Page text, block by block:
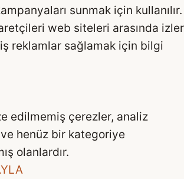
sunmak için kullanılır.
web siteleri arasında izler
reklamlar sağlamak için bilgi
edilmemiş çerezler, analiz
henüz bir kategoriye
olanlardır.